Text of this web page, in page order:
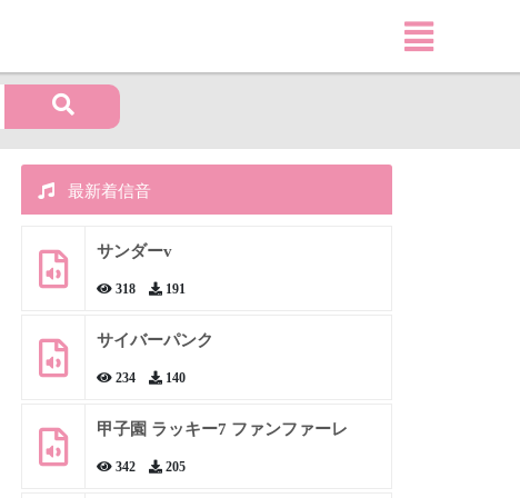
最新着信音
サンダーv
318 191
サイバーパンク
234 140
甲子園 ラッキー7 ファンファーレ
342 205